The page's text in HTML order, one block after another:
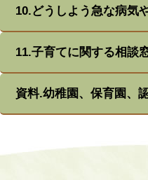
10.どうしよう急な病気
11.子育てに関する相談
資料.幼稚園、保育園、